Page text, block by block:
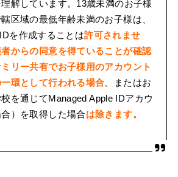
解しています。13歳未満のお子様
区域の最低年齢未満のお子様は、
を作成することは許可されませ
からの同意を得ていることが確認
リー共有でお子様用のアカウント
環として行われる場合、またはお
を通じてManaged Apple IDアカウ
）を取得した場合は除きます。